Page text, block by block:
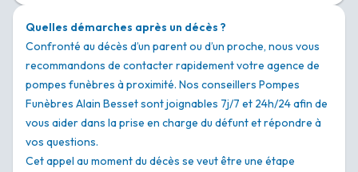
Quelles démarches après un décès ?
Confronté au décès d’un parent ou d’un proche, nous vous
recommandons de contacter rapidement votre agence de
pompes funèbres à proximité. Nos conseillers Pompes
Funèbres Alain Besset sont joignables 7j/7 et 24h/24 afin de
vous aider dans la prise en charge du défunt et répondre à
vos questions.
Cet appel au moment du décès se veut être une étape